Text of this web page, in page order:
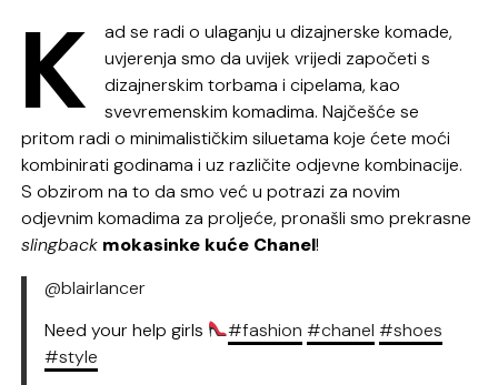
K
ad se radi o ulaganju u dizajnerske komade,
uvjerenja smo da uvijek vrijedi započeti s
dizajnerskim torbama i cipelama, kao
svevremenskim komadima. Najčešće se
pritom radi o minimalističkim siluetama koje ćete moći
kombinirati godinama i uz različite odjevne kombinacije.
S obzirom na to da smo već u potrazi za novim
odjevnim komadima za proljeće, pronašli smo prekrasne
slingback mokasinke kuće Chanel!
@blairlancer
Need your help girls
#fashion #chanel #shoes
#style